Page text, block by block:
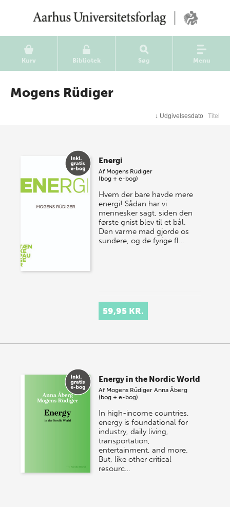
Kurv Bibliotek Søg Menu
Mogens Rüdiger
↓ Udgivelsesdato Titel
Energi
Af Mogens Rüdiger
(bog + e-bog)
Hvem der bare havde mere
energi! Sådan har vi
mennesker sagt, siden den
første gnist blev til et bål.
Den varme mad gjorde os
sundere, og de fyrige fl…
59,95 KR.
Energy in the Nordic World
Af Mogens Rüdiger Anna Åberg
(bog + e-bog)
In high-income countries,
energy is foundational for
industry, daily living,
transportation,
entertainment, and more.
But, like other critical
resourc…